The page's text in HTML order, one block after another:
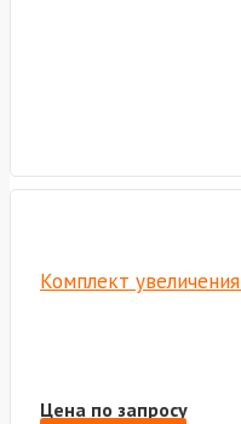
Комплект
Цена по запросу